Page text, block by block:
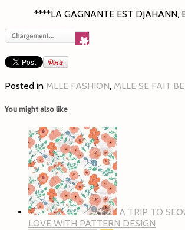
****LA GAGNANTE EST DJAHANN,
Posted in MLLE FASHION, MLLE SE FAIT
You might also like
A TRIP TO
LOVE WITH PATTERN DESIGN